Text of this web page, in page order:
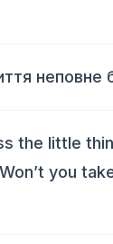
неповне
the little
you